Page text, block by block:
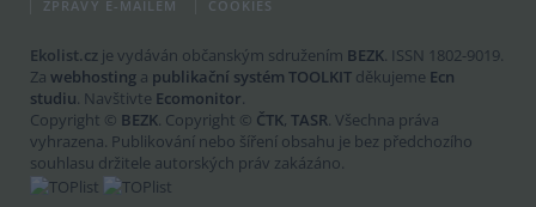
ZPRÁVY E-MAILEM
COOKIES
Ekolist.cz je vydáván občanským sdružením BEZK. ISSN 1802-9019.
Za webhosting a publikační systém TOOLKIT děkujeme Ecn
studiu. Navštivte Ecomonitor.
Copyright © BEZK. Copyright © ČTK, TASR. Všechna práva
vyhrazena. Publikování nebo šíření obsahu je bez předchozího
souhlasu držitele autorských práv zakázáno.